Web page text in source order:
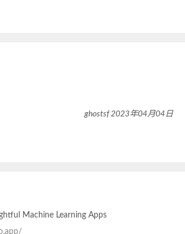
ghostsf 2023年04月04日
Machine Learning Apps